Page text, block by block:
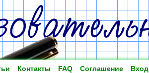
Контакты FAQ Соглашение Вход